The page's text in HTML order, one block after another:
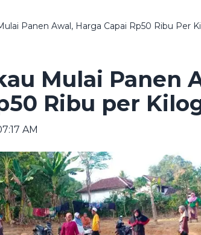
Panen Awal, Harga Capai Rp50 Ribu Per
Mulai Panen
Ribu per
AM